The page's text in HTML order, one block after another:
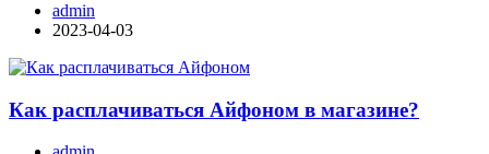
admin
2023-04-03
Как расплачиваться Айфоном в магазине?